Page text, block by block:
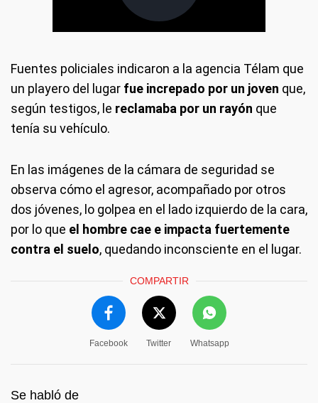
Fuentes policiales indicaron a la agencia Télam que
un playero del lugar fue increpado por un joven que,
según testigos, le reclamaba por un rayón que
tenía su vehículo.
En las imágenes de la cámara de seguridad se
observa cómo el agresor, acompañado por otros
dos jóvenes, lo golpea en el lado izquierdo de la cara,
por lo que el hombre cae e impacta fuertemente
contra el suelo, quedando inconsciente en el lugar.
COMPARTIR
Facebook Twitter Whatsapp
Se habló de